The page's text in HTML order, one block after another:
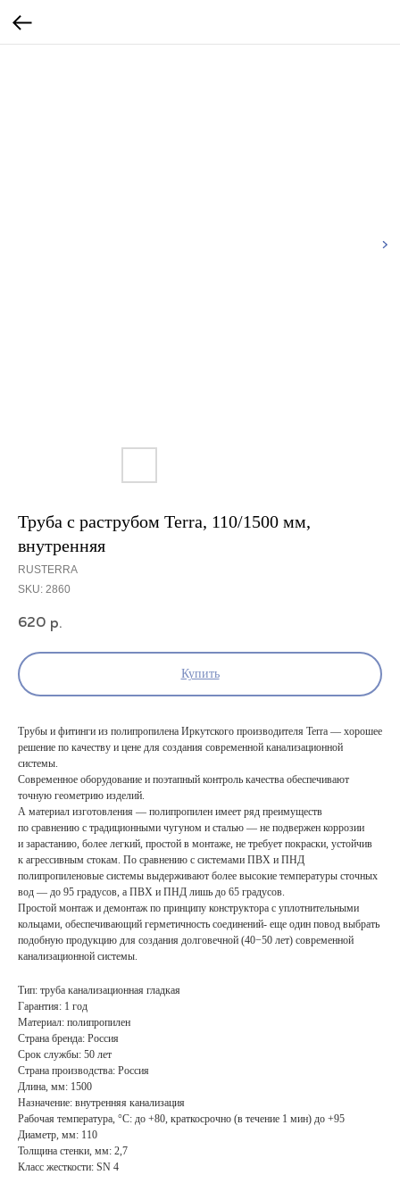
Труба с раструбом Terra, 110/1500 мм,
внутренняя
RUSTERRA
SKU: 2860
620 р.
Купить
Трубы и фитинги из полипропилена Иркутского производителя Terra — хорошее
решение по качеству и цене для создания современной канализационной
системы.
Современное оборудование и поэтапный контроль качества обеспечивают
точную геометрию изделий.
А материал изготовления — полипропилен имеет ряд преимуществ
по сравнению с традиционными чугуном и сталью — не подвержен коррозии
и зарастанию, более легкий, простой в монтаже, не требует покраски, устойчив
к агрессивным стокам. По сравнению с системами ПВХ и ПНД
полипропиленовые системы выдерживают более высокие температуры сточных
вод — до 95 градусов, а ПВХ и ПНД лишь до 65 градусов.
Простой монтаж и демонтаж по принципу конструктора с уплотнительными
кольцами, обеспечивающий герметичность соединений- еще один повод выбрать
подобную продукцию для создания долговечной (40−50 лет) современной
канализационной системы.
Тип: труба канализационная гладкая
Гарантия: 1 год
Материал: полипропилен
Страна бренда: Россия
Срок службы: 50 лет
Страна производства: Россия
Длина, мм: 1500
Назначение: внутренняя канализация
Рабочая температура, °С: до +80, краткосрочно (в течение 1 мин) до +95
Диаметр, мм: 110
Толщина стенки, мм: 2,7
Класс жесткости: SN 4